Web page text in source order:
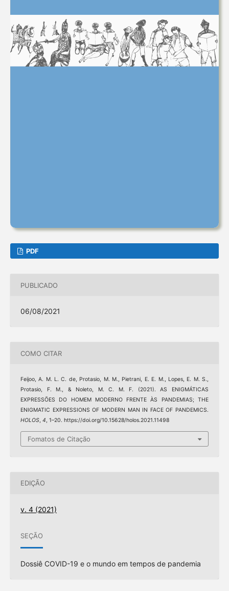
PDF
PUBLICADO
06/08/2021
COMO CITAR
Feijoo, A. M. L. C. de, Protasio, M. M., Pietrani, E. E. M., Lopes, E. M. S.,
Protasio, F. M., & Noleto, M. C. M. F. (2021). AS ENIGMÁTICAS
EXPRESSÕES DO HOMEM MODERNO FRENTE ÀS PANDEMIAS; THE
ENIGMATIC EXPRESSIONS OF MODERN MAN IN FACE OF PANDEMICS.
HOLOS, 4, 1–20. https://doi.org/10.15628/holos.2021.11498
Fomatos de Citação
EDIÇÃO
v. 4 (2021)
SEÇÃO
Dossiê COVID-19 e o mundo em tempos de pandemia